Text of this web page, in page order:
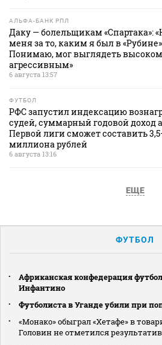
АЛЬФА-БАНК РПЛ
Даку — болельщикам «Спартака»:
меня за то, каким я был в
Понимаю, мог выглядеть
агрессивным»
6 августа 13:57
ФУТБОЛ
РФС запустил индексацию
судей, суммарный годовой доход
Первой лиги сможет составить
миллиона рублей
6 августа 13:16
ЕЩЕ
ФУТБОЛ
Африканская конфедерация
Инфантино
Футболиста в Уганде убили при
«Монако» обыграл «Хетафе» в
Головин не отметился